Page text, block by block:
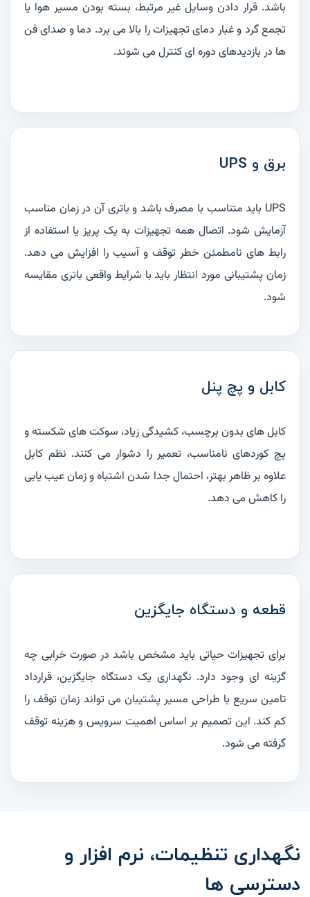
باشد. قرار دادن وسایل غیر مرتبط، بسته بودن مسیر هوا یا
تجمع گرد و غبار دمای تجهیزات را بالا می برد. دما و صدای فن
ها در بازدیدهای دوره ای کنترل می شوند.
برق و UPS
UPS باید متناسب با مصرف باشد و باتری آن در زمان مناسب
آزمایش شود. اتصال همه تجهیزات به یک پریز یا استفاده از
رابط های نامطمئن خطر توقف و آسیب را افزایش می دهد.
زمان پشتیبانی مورد انتظار باید با شرایط واقعی باتری مقایسه
شود.
کابل و پچ پنل
کابل های بدون برچسب، کشیدگی زیاد، سوکت های شکسته و
پچ کوردهای نامناسب، تعمیر را دشوار می کنند. نظم کابل
علاوه بر ظاهر بهتر، احتمال جدا شدن اشتباه و زمان عیب یابی
را کاهش می دهد.
قطعه و دستگاه جایگزین
برای تجهیزات حیاتی باید مشخص باشد در صورت خرابی چه
گزینه ای وجود دارد. نگهداری یک دستگاه جایگزین، قرارداد
تامین سریع یا طراحی مسیر پشتیبان می تواند زمان توقف را
کم کند. این تصمیم بر اساس اهمیت سرویس و هزینه توقف
گرفته می شود.
نگهداری تنظیمات، نرم افزار و
دسترسی ها